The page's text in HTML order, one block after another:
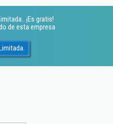
¡Es gratis!
de esta empresa